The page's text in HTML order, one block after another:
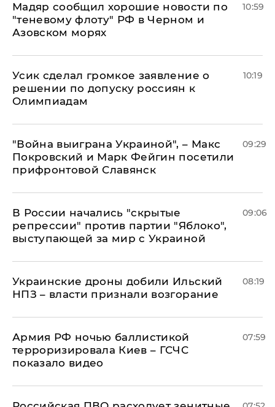
Мадяр сообщил хорошие новости по
"теневому флоту" РФ в Черном и
Азовском морях
10:59
Усик сделал громкое заявление о
решении по допуску россиян к
Олимпиадам
10:19
"Война выиграна Украиной", – Макс
Покровский и Марк Фейгин посетили
прифронтовой Славянск
09:29
В России начались "скрытые
репрессии" против партии "Яблоко",
выступающей за мир с Украиной
09:06
Украинские дроны добили Ильский
НПЗ – власти признали возгорание
08:19
Армия РФ ночью баллистикой
терроризировала Киев – ГСЧС
показало видео
07:59